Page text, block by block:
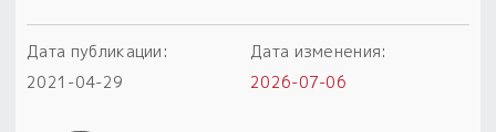
Дата публикации:
2021-04-29
Дата изменения:
2026-07-06